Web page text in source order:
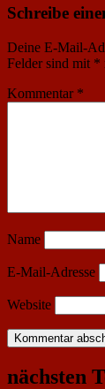
Schreibe
Deine E-Mail-
Felder sind mit *
Kommentar *
Name
E-Mail-Adresse
Website
nächsten